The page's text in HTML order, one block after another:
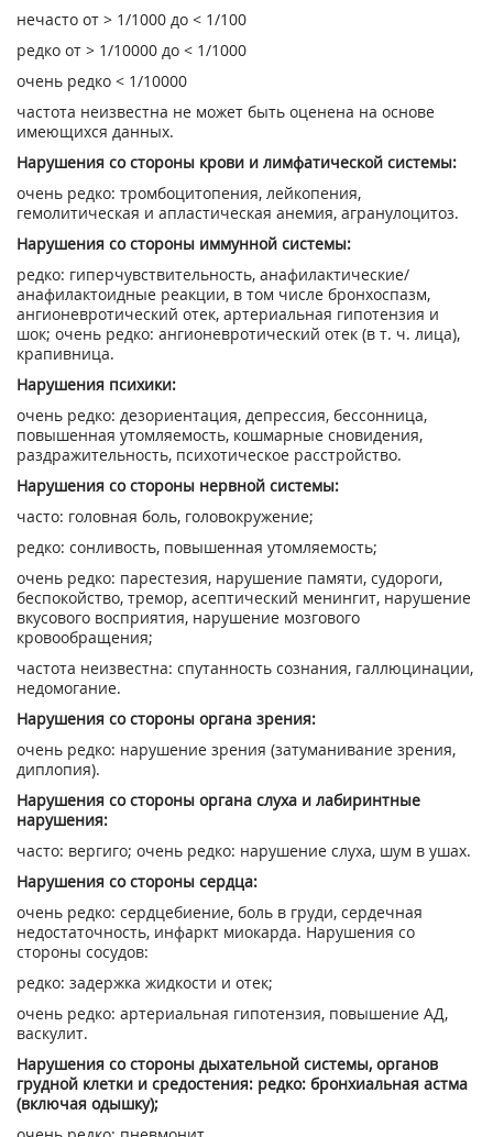
нечасто от > 1/1000 до < 1/100
редко от > 1/10000 до < 1/1000
очень редко < 1/10000
частота неизвестна не может быть оценена на основе
имеющихся данных.
Нарушения со стороны крови и лимфатической системы:
очень редко: тромбоцитопения, лейкопения,
гемолитическая и апластическая анемия, агранулоцитоз.
Нарушения со стороны иммунной системы:
редко: гиперчувствительность, анафилактические/
анафилактоидные реакции, в том числе бронхоспазм,
ангионевротический отек, артериальная гипотензия и
шок; очень редко: ангионевротический отек (в т. ч. лица),
крапивница.
Нарушения психики:
очень редко: дезориентация, депрессия, бессонница,
повышенная утомляемость, кошмарные сновидения,
раздражительность, психотическое расстройство.
Нарушения со стороны нервной системы:
часто: головная боль, головокружение;
редко: сонливость, повышенная утомляемость;
очень редко: парестезия, нарушение памяти, судороги,
беспокойство, тремор, асептический менингит, нарушение
вкусового восприятия, нарушение мозгового
кровообращения;
частота неизвестна: спутанность сознания, галлюцинации,
недомогание.
Нарушения со стороны органа зрения:
очень редко: нарушение зрения (затуманивание зрения,
диплопия).
Нарушения со стороны органа слуха и лабиринтные
нарушения:
часто: вергиго; очень редко: нарушение слуха, шум в ушах.
Нарушения со стороны сердца:
очень редко: сердцебиение, боль в груди, сердечная
недостаточность, инфаркт миокарда. Нарушения со
стороны сосудов:
редко: задержка жидкости и отек;
очень редко: артериальная гипотензия, повышение АД,
васкулит.
Нарушения со стороны дыхательной системы, органов
грудной клетки и средостения: редко: бронхиальная астма
(включая одышку);